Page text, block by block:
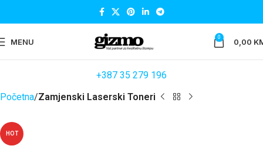
MENU 0 0,00
+387 35 279 196
Početna Zamjenski Laserski Toneri
HOT